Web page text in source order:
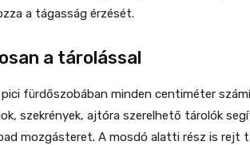
a tágasság érzését.
a tárolással
pici fürdőszobában minden centiméter
szekrények, ajtóra szerelhető tárolók
mozgásteret. A mosdó alatti rész is rejt